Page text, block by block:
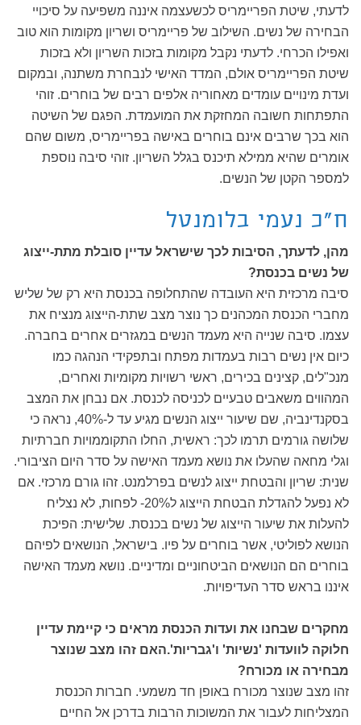
לדעתי, שיטת הפריימריס לכשעצמה איננה משפיעה על סיכויי
הבחירה של נשים. השילוב של פריימריס ושריון מקומות הוא טוב
ואפילו הכרחי. לדעתי נקבל מקומות בזכות השריון ולא בזכות
שיטת הפריימריס אולם, המדד האישי לנבחרת משתנה, ובמקום
ועדת מינויים עומדים מאחוריה אלפים רבים של בוחרים. זוהי
התפתחות חשובה המחזקת את המועמדת. הפגם של השיטה
הוא בכך שרבים אינם בוחרים באישה בפריימריס, משום שהם
אומרים שהיא ממילא תיכנס בגלל השריון. זוהי סיבה נוספת
למספר הקטן של הנשים.
ח"כ נעמי בלומנטל
מהן, לדעתך, הסיבות לכך שישראל עדיין סובלת מתת-ייצוג
של נשים בכנסת?
סיבה מרכזית היא העובדה שהתחלופה בכנסת היא רק של שליש
מחברי הכנסת המכהנים כך נוצר מצב שתת-הייצוג מנציח את
עצמו. סיבה שנייה היא מעמד הנשים במגזרים אחרים בחברה.
כיום אין נשים רבות בעמדות מפתח ובתפקידי הנהגה כמו
מנכ"לים, קצינים בכירים, ראשי רשויות מקומיות ואחרים,
המהווים משאבים טבעיים לכניסה לכנסת. אם נבחן את המצב
בסקנדינביה, שם שיעור ייצוג הנשים מגיע עד ל-40%, נראה כי
שלושה גורמים תרמו לכך: ראשית, החלו התקוממויות חברתיות
וגלי מחאה שהעלו את נושא מעמד האישה על סדר היום הציבורי.
שנית: שריון והבטחת ייצוג לנשים בפרלמנט. זהו גורם מרכזי. אם
לא נפעל להגדלת הבטחת הייצוג ל20%- לפחות, לא נצליח
להעלות את שיעור הייצוג של נשים בכנסת. שלישית: הפיכת
הנושא לפוליטי, אשר בוחרים על פיו. בישראל, הנושאים לפיהם
בוחרים הם הנושאים הביטחוניים ומדיניים. נושא מעמד האישה
איננו בראש סדר העדיפויות.
מחקרים שבחנו את ועדות הכנסת מראים כי קיימת עדיין
חלוקה לוועדות 'נשיות' ו'גבריות'.האם זהו מצב שנוצר
מבחירה או מכורח?
זהו מצב שנוצר מכורח באופן חד משמעי. חברות הכנסת
המצליחות לעבור את המשוכות הרבות בדרכן אל החיים